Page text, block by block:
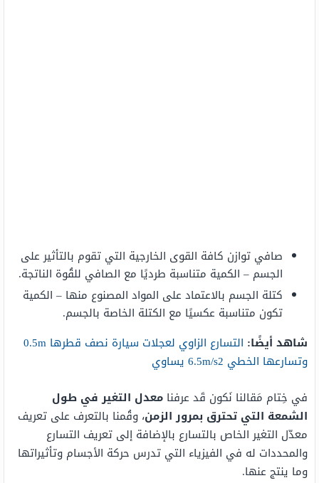
صافي توازن كافة القوى الخارجية التي تقوم بالتأثير على
الجسم – الكمية متناسبة طرديًا مع الصافي للقُوة الناتجة.
كتلة الجسم بالاعتماد على المواد المصنوع منها – الكمية
تكون متناسبة عكسيًا مع الكتلة الخاصة بالجسم.
شاهد أيضًا:
التسارع الزاوي لعجلات سيارة نصف قطرها 0.5m
وتسارعها الخطي 6.5m/s2 يساوي
في خِتام مَقالنا نَكون قَد عرفنا معدل التغير في طول
الشمعة التي تحترق بمرور الزمن، وقُمنا بالتعرف على تعريف
معدّل التغير الخاص بالتسارع بالإضافة إلى تعريف التسارع
والمحددات له في الفيزياء التي تدرس حركة الأجسام وتأثيراتها
وما ينتج عنها.